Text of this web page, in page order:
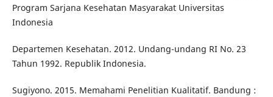
Program Sarjana Kesehatan Masyarakat Universitas
Indonesia
Departemen Kesehatan. 2012. Undang-undang RI No. 23
Tahun 1992. Republik Indonesia.
Sugiyono. 2015. Memahami Penelitian Kualitatif. Bandung :